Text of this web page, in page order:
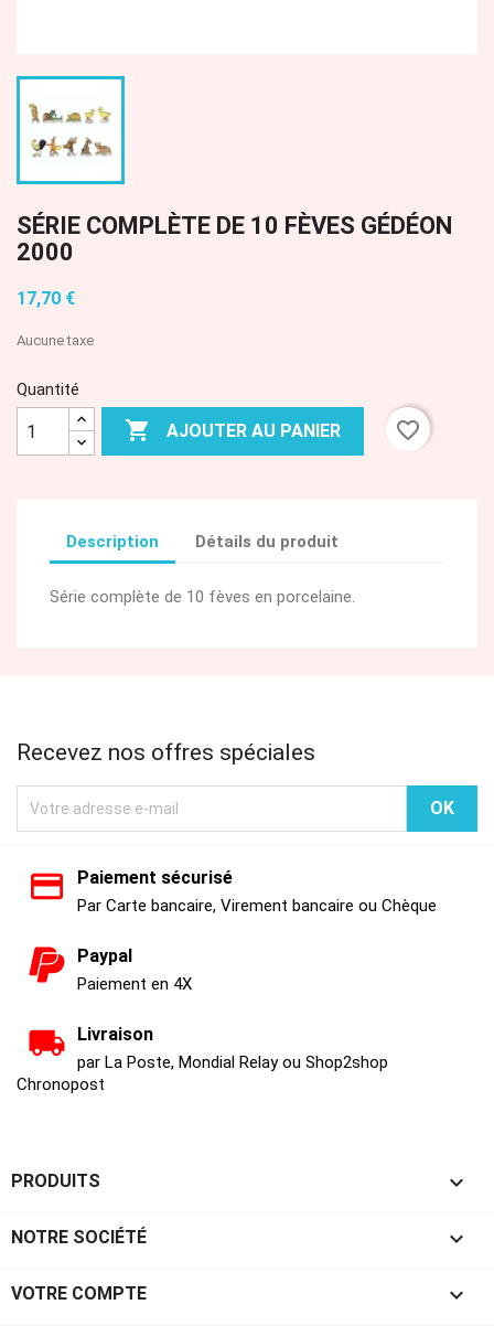
SÉRIE COMPLÈTE DE 10 FÈVES GÉDÉON
2000
17,70 €
Aucune taxe
Quantité
 AJOUTER AU PANIER favorite_border
Description Détails du produit
Série complète de 10 fèves en porcelaine.
Recevez nos offres spéciales
Paiement sécurisé
Par Carte bancaire, Virement bancaire ou Chèque
Paypal
Paiement en 4X
Livraison
par La Poste, Mondial Relay ou Shop2shop
Chronopost
PRODUITS 
NOTRE SOCIÉTÉ 
VOTRE COMPTE 